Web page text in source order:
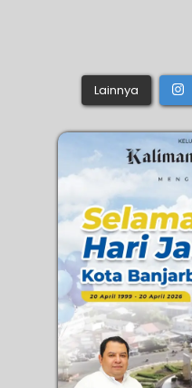
Lainnya